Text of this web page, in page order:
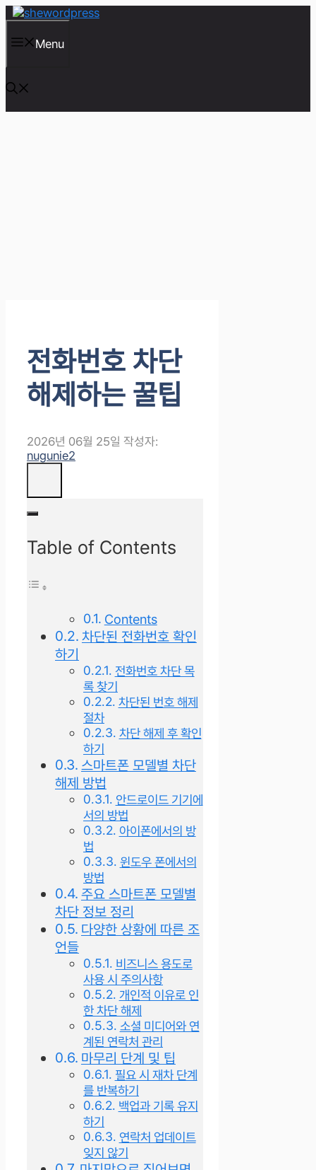
컨
츠
건
너
뛰
기
Menu
전화번호 차단
해제하는 꿀팁
2026년 06월 25일 작성자:
nugunie2
Table of Contents
Contents
차단된 전화번호 확인
하기
전화번호 차단 목
록 찾기
차단된 번호 해제
절차
차단 해제 후 확인
하기
스마트폰 모델별 차단
해제 방법
안드로이드 기기에
서의 방법
아이폰에서의 방
법
윈도우 폰에서의
방법
주요 스마트폰 모델별
차단 정보 정리
다양한 상황에 따른 조
언들
비즈니스 용도로
사용 시 주의사항
개인적 이유로 인
한 차단 해제
소셜 미디어와 연
계된 연락처 관리
마무리 단계 및 팁
필요 시 재차 단계
를 반복하기
백업과 기록 유지
하기
연락처 업데이트
잊지 않기